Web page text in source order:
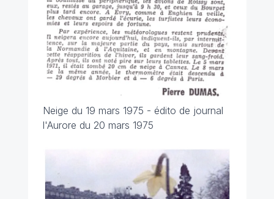
Neige du 19 mars 1975 - édito de journal
l'Aurore du 20 mars 1975